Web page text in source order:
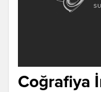
Coğrafiya